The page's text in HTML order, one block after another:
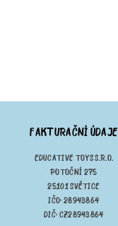
FAKTURAČNÍ ÚDAJE
EDUCATIVE TOYS S.R.O.
POTOČNÍ 275
25101 SVĚTICE
IČO: 28943864
DIČ: CZ28943864